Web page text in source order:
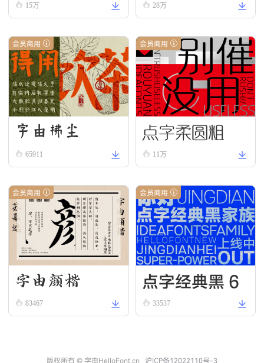
15万
W28万
会员商用
字由拂尘
65911
会员商用
点字柔圆粗
11万
会员商用
字由颜楷
83467
会员商用
点字经典黑 6
533537
版权所有 © 字由HelloFont.cn 沪ICP备12022110号-3